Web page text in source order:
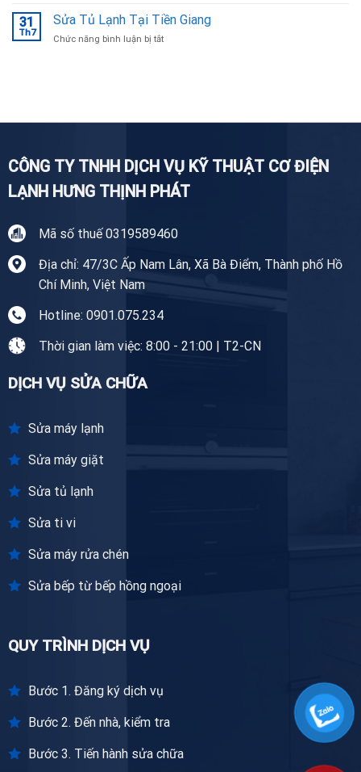
Ninh
Máy
Giặt
Tại
31
Th7
Sửa Tủ Lạnh Tại Tiền Giang
Chức năng bình luận bị tắtở
Giang
CÔNG TY TNHH DỊCH VỤ KỸ THUẬT CƠ ĐIỆN
LẠNH HƯNG THỊNH PHÁT
Mã số thuế 0319589460
Địa chỉ: 47/3C Ấp Nam Lân, Xã Bà Điểm, Thành phố Hồ
Chí Minh, Việt Nam
Hotline: 0901.075.234
Thời gian làm việc: 8:00 - 21:00 | T2-CN
DỊCH VỤ SỬA CHỮA
Sửa máy lạnh
Sửa máy giặt
Sửa tủ lạnh
Sửa ti vi
Sửa máy rửa chén
Sửa bếp từ bếp hồng ngoại
QUY TRÌNH DỊCH VỤ
Bước 1. Đăng ký dịch vụ
Bước 2. Đến nhà, kiểm tra
Bước 3. Tiến hành sửa chữa